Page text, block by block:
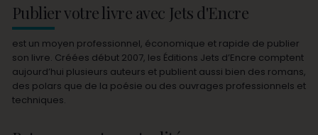
Publier votre livre avec Jets d'Encre
est un moyen professionnel, économique et rapide de publier
son livre. Créées début 2007, les Éditions Jets d’Encre comptent
aujourd’hui plusieurs auteurs et publient aussi bien des romans,
des polars que de la poésie ou des ouvrages professionnels et
techniques.